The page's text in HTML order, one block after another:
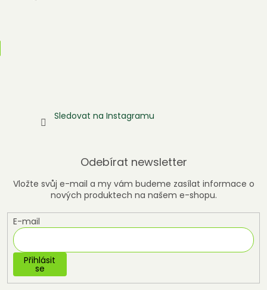
Sledovat na Instagramu
Odebírat newsletter
Vložte svůj e-mail a my vám budeme zasílat informace o
nových produktech na našem e-shopu.
E-mail
Přihlásit
se